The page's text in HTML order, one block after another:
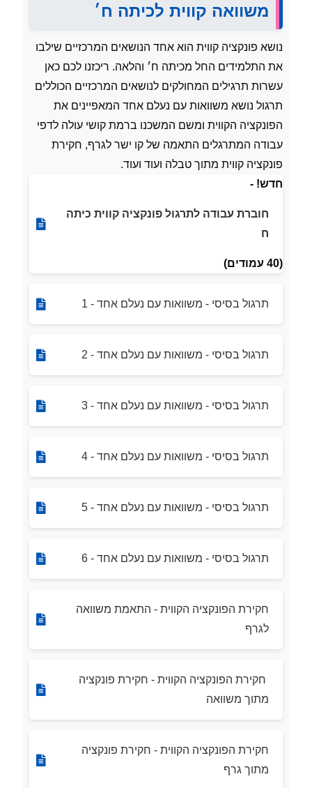
משוואה קווית לכיתה ח׳
נושא פונקציה קווית הוא אחד הנושאים המרכזיים שילבו
את התלמידים החל מכיתה ח׳ והלאה. ריכזנו לכם כאן
עשרות תרגילים המחולקים לנושאים המרכזיים הכוללים
תרגול נושא משוואות עם נעלם אחד המאפיינים את
הפונקציה הקווית ומשם המשכנו ברמת קושי עולה לדפי
עבודה המתרגלים התאמה של קו ישר לגרף, חקירת
פונקציה קווית מתוך טבלה ועוד ועוד.
חדש! -
חוברת עבודה לתרגול פונקציה קווית כיתה
ח
(40 עמודים)
תרגול בסיסי - משוואות עם נעלם אחד - 1
תרגול בסיסי - משוואות עם נעלם אחד - 2
תרגול בסיסי - משוואות עם נעלם אחד - 3
תרגול בסיסי - משוואות עם נעלם אחד - 4
תרגול בסיסי - משוואות עם נעלם אחד - 5
תרגול בסיסי - משוואות עם נעלם אחד - 6
חקירת הפונקציה הקווית - התאמת משוואה
לגרף
חקירת הפונקציה הקווית - חקירת פונקציה
מתוך משוואה
חקירת הפונקציה הקווית - חקירת פונקציה
מתוך גרף